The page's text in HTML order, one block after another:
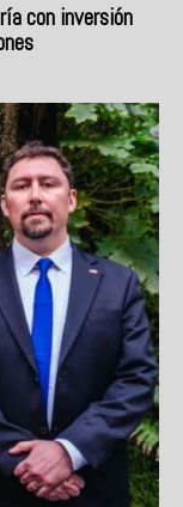
con inversión